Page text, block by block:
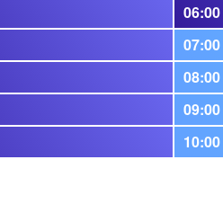
06:00
07:00
08:00
09:00
10:00